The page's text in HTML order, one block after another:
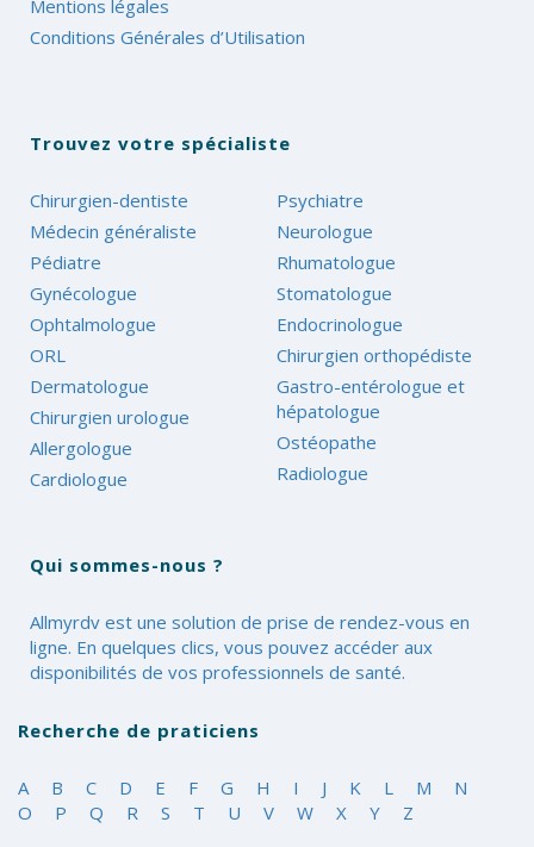
Mentions légales
Conditions Générales d’Utilisation
Trouvez votre spécialiste
Chirurgien-dentiste
Médecin généraliste
Pédiatre
Gynécologue
Ophtalmologue
ORL
Dermatologue
Chirurgien urologue
Allergologue
Cardiologue
Psychiatre
Neurologue
Rhumatologue
Stomatologue
Endocrinologue
Chirurgien orthopédiste
Gastro-entérologue et
hépatologue
Ostéopathe
Radiologue
Qui sommes-nous ?
Allmyrdv est une solution de prise de rendez-vous en
ligne. En quelques clics, vous pouvez accéder aux
disponibilités de vos professionnels de santé.
Recherche de praticiens
A B C D E F G H I J K L M
N
O
P Q R S T U V W X Y Z